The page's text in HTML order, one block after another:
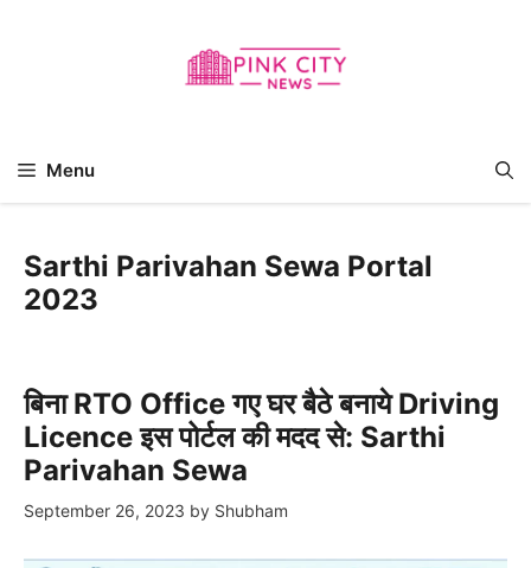
Menu
Sarthi Parivahan Sewa Portal
2023
बिना RTO Office गए घर बैठे बनाये Driving
Licence इस पोर्टल की मदद से: Sarthi
Parivahan Sewa
September 26, 2023 by Shubham